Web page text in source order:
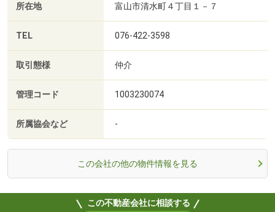
所在地 富山市清水町４丁目１－７
TEL 076-422-3598
取引態様 仲介
管理コード 1003230074
所属協会など -
この会社の他の物件情報を見る
この不動産会社に相談する